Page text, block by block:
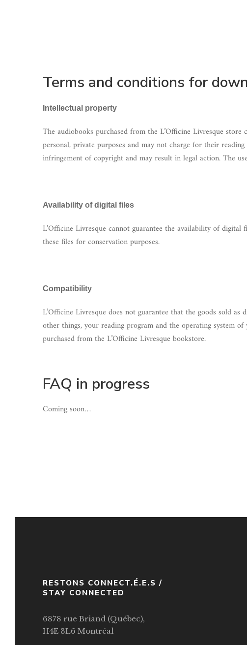
Terms and conditions for
Intellectual property
The audiobooks purchased from the L’Officine Livresque
personal, private purposes and may not charge for their
infringement of copyright and may result in legal action. The
Availability of digital files
L’Officine Livresque cannot guarantee the availability of
these files for conservation purposes.
Compatibility
L’Officine Livresque does not guarantee that the goods sold
other things, your reading program and the operating system
purchased from the L’Officine Livresque bookstore.
FAQ in progress
Coming soon…
RESTONS CONNECT.É.E.S /
STAY CONNECTED
6878 rue Briand (Québec),
H4E 3L6 Montréal